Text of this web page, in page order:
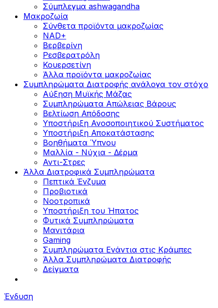
Σύμπλεγμα ashwagandha
Μακροζωία
Σύνθετα προϊόντα μακροζωίας
NAD+
Βερβερίνη
Ρεσβερατρόλη
Κουερσετίνη
Άλλα προϊόντα μακροζωίας
Συμπληρώματα Διατροφής ανάλογα τον στόχο
Αύξηση Μυϊκής Μάζας
Συμπληρώματα Aπώλειας Βάρους
Βελτίωση Απόδοσης
Υποστήριξη Ανοσοποιητικού Συστήματος
Yποστήριξη Αποκατάστασης
Βοηθήματα Ύπνου
Μαλλία - Νύχια - Δέρμα
Αντι-Στρες
Άλλα Διατροφικά Συμπληρώματα
Πεπτικά Ένζυμα
Προβιοτικά
Νοοτροπικά
Υποστήριξη του Ήπατος
Φυτικά Συμπληρώματα
Μανιτάρια
Gaming
Συμπληρώματα Ενάντια στις Κράμπες
Άλλα Συμπληρώματα Διατροφής
Δείγματα
Ένδυση